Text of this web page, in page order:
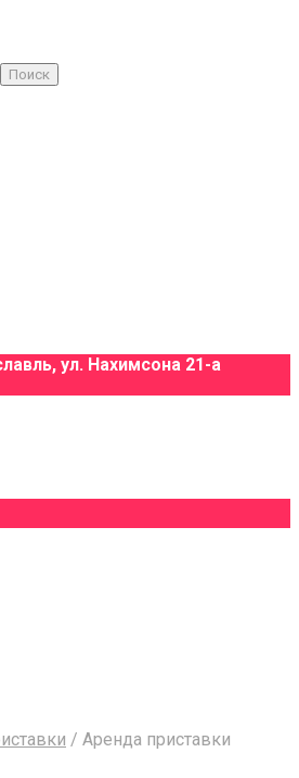
Поиск
ул. Нахимсона 21-а
/ Аренда приставки